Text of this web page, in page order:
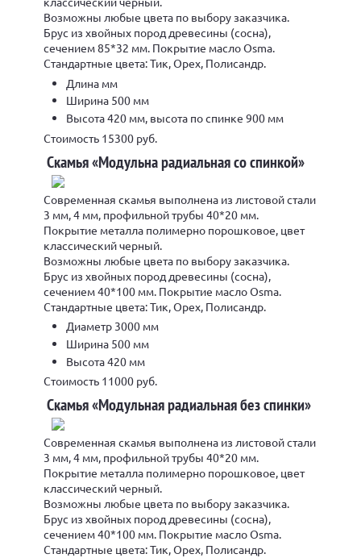
Возможны любые цвета по выбору заказчика.
Брус из хвойных пород древесины (сосна),
сечением 85*32 мм. Покрытие масло Osma.
Стандартные цвета: Тик, Орех, Полисандр.
Длина мм
Ширина 500 мм
Высота 420 мм, высота по спинке 900 мм
Стоимость 15300 руб.
Скамья «Модульна радиальная со спинкой»
Современная скамья выполнена из листовой стали
3 мм, 4 мм, профильной трубы 40*20 мм.
Покрытие металла полимерно порошковое, цвет
классический черный.
Возможны любые цвета по выбору заказчика.
Брус из хвойных пород древесины (сосна),
сечением 40*100 мм. Покрытие масло Osma.
Стандартные цвета: Тик, Орех, Полисандр.
Диаметр 3000 мм
Ширина 500 мм
Высота 420 мм
Стоимость 11000 руб.
Скамья «Модульная радиальная без спинки»
Современная скамья выполнена из листовой стали
3 мм, 4 мм, профильной трубы 40*20 мм.
Покрытие металла полимерно порошковое, цвет
классический черный.
Возможны любые цвета по выбору заказчика.
Брус из хвойных пород древесины (сосна),
сечением 40*100 мм. Покрытие масло Osma.
Стандартные цвета: Тик, Орех, Полисандр.